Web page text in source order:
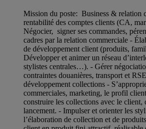
Mission du poste: Business & relation
rentabilité des comptes clients (CA,
Négocier, signer ses commandes,
cadres par la relation commerciale -
de développement client (produits,
Développer et animer un réseau
stylistes centrales…). - Gérer
contraintes douanières, transport et
développement collections -
commerciales, marketing, le profil
construire les collections avec le client,
lancement. - Impulser et orienter les
l’élaboration de collection et de